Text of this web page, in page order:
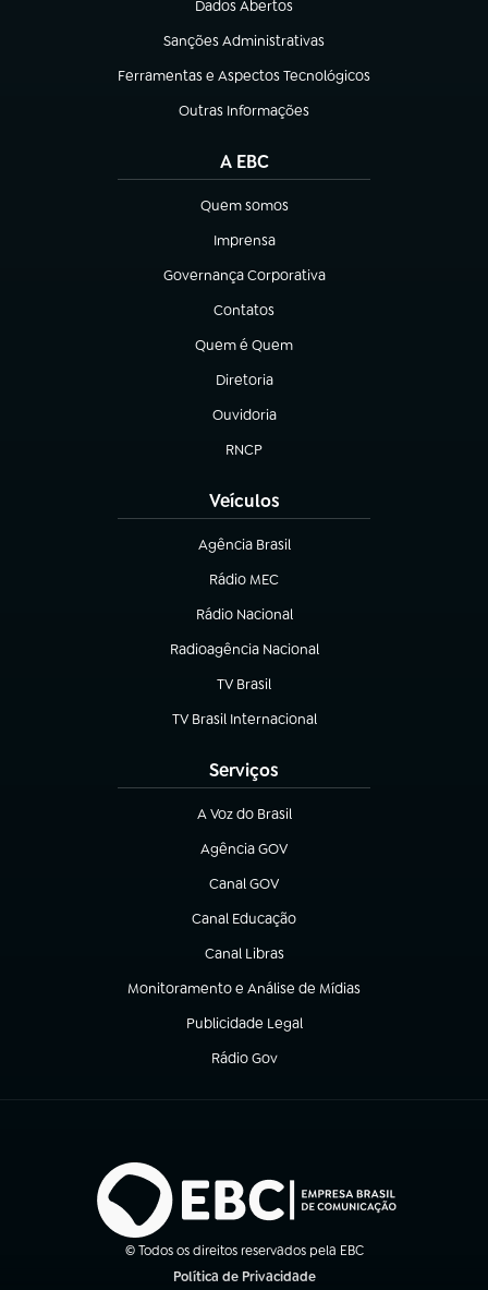
Dados Abertos
(abre em nova aba)
Sanções Administrativas
(abre em nova aba)
Ferramentas e Aspectos Tecnológicos
(abre em nova aba)
Outras Informações
(abre em nova aba)
A EBC
Quem somos
(abre em nova aba)
Imprensa
(abre em nova aba)
Governança Corporativa
(abre em nova aba)
Contatos
(abre em nova aba)
Quem é Quem
(abre em nova aba)
Diretoria
(abre em nova aba)
Ouvidoria
(abre em nova aba)
RNCP
(abre em nova aba)
Veículos
Agência Brasil
(abre em nova aba)
Rádio MEC
(abre em nova aba)
Rádio Nacional
Radioagência Nacional
(abre em nova aba)
TV Brasil
(abre em nova aba)
TV Brasil Internacional
(abre em nova aba)
Serviços
A Voz do Brasil
(abre em nova aba)
Agência GOV
(abre em nova aba)
Canal GOV
(abre em nova aba)
Canal Educação
(abre em nova aba)
Canal Libras
(abre em nova aba)
Monitoramento e Análise de Mídias
(abre em nova aba)
Publicidade Legal
(abre em nova aba)
Rádio Gov
(abre em nova aba)
© Todos os direitos reservados pela EBC
Política de Privacidade